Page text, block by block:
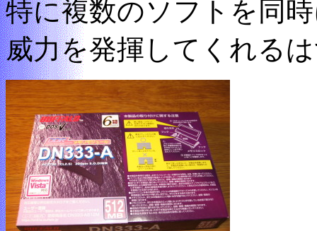
特に複数のソフトを同
威力を発揮してくれる